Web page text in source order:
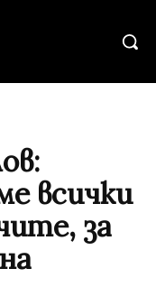
всички
за